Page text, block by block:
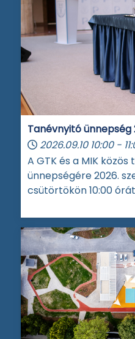
Tanévnyitó ünnepség
2026.09.10 10:00 -
A GTK és a MIK
ünnepségére 2026.
csütörtökön 10:00